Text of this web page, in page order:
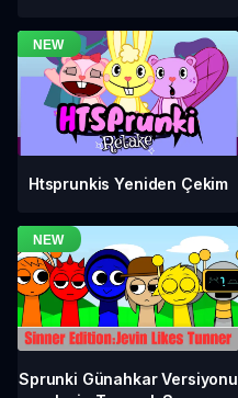
Htsprunkis Yeniden Çekim
Sprunki Günahkar Versiyonu